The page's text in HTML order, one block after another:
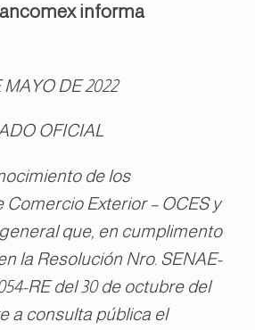
informa
MAYO DE 2022
OFICIAL
de los
Exterior – OCES y
que, en cumplimento
la Resolución Nro. SENAE-
RE del 30 de octubre del
a consulta pública el